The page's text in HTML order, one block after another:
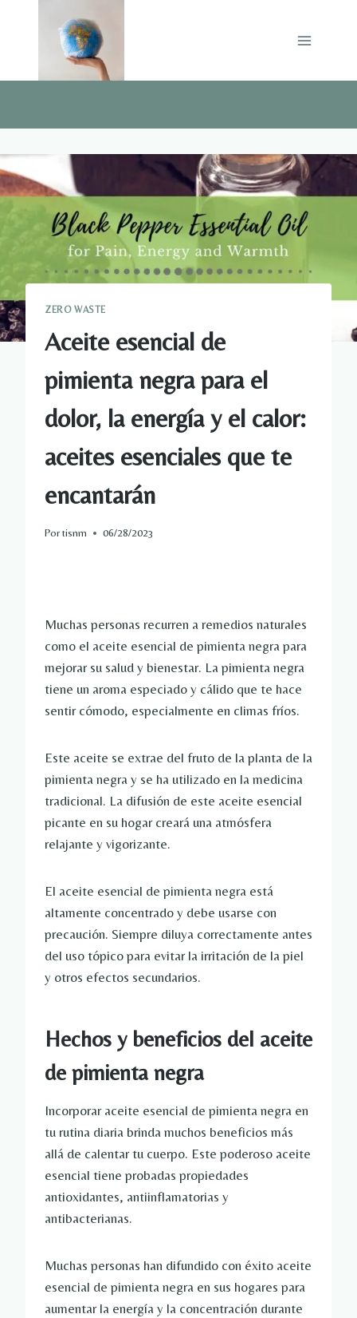
ZERO WASTE
Aceite esencial de
pimienta negra para el
dolor, la energía y el calor:
aceites esenciales que te
encantarán
Portisnm 06/28/2023
Muchas personas recurren a remedios naturales
como el aceite esencial de pimienta negra para
mejorar su salud y bienestar. La pimienta negra
tiene un aroma especiado y cálido que te hace
sentir cómodo, especialmente en climas fríos.
Este aceite se extrae del fruto de la planta de la
pimienta negra y se ha utilizado en la medicina
tradicional. La difusión de este aceite esencial
picante en su hogar creará una atmósfera
relajante y vigorizante.
El aceite esencial de pimienta negra está
altamente concentrado y debe usarse con
precaución. Siempre diluya correctamente antes
del uso tópico para evitar la irritación de la piel
y otros efectos secundarios.
Hechos y beneficios del aceite
de pimienta negra
Incorporar aceite esencial de pimienta negra en
tu rutina diaria brinda muchos beneficios más
allá de calentar tu cuerpo. Este poderoso aceite
esencial tiene probadas propiedades
antioxidantes, antiinflamatorias y
antibacterianas.
Muchas personas han difundido con éxito aceite
esencial de pimienta negra en sus hogares para
aumentar la energía y la concentración durante